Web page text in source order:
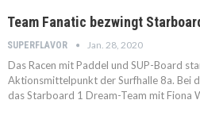
Team Fanatic bezwingt
SUPERFLAVOR Jan. 28, 2020
Das Racen mit Paddel und SUP-Board
Aktionsmittelpunkt der Surfhalle 8a. Bei
das Starboard 1 Dream-Team mit Fiona